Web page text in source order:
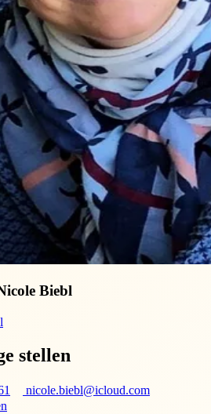
Biebl
stellen
nicole.biebl@icloud.com